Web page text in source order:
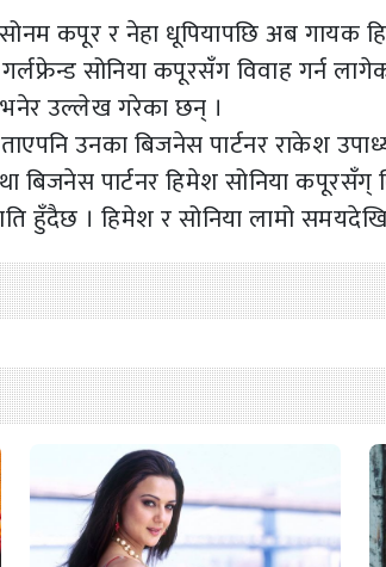
कपूर र नेहा धूपियापछि अब गायक
सोनिया कपूरसँग विवाह गर्न
भनेर उल्लेख गरेका छन् ।
उनका बिजनेस पार्टनर राकेश
बिजनेस पार्टनर हिमेश सोनिया कपूरसँग्
हुँदैछ । हिमेश र सोनिया लामो